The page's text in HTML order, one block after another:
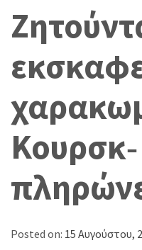
Posted on: 15 Αυγούστου,